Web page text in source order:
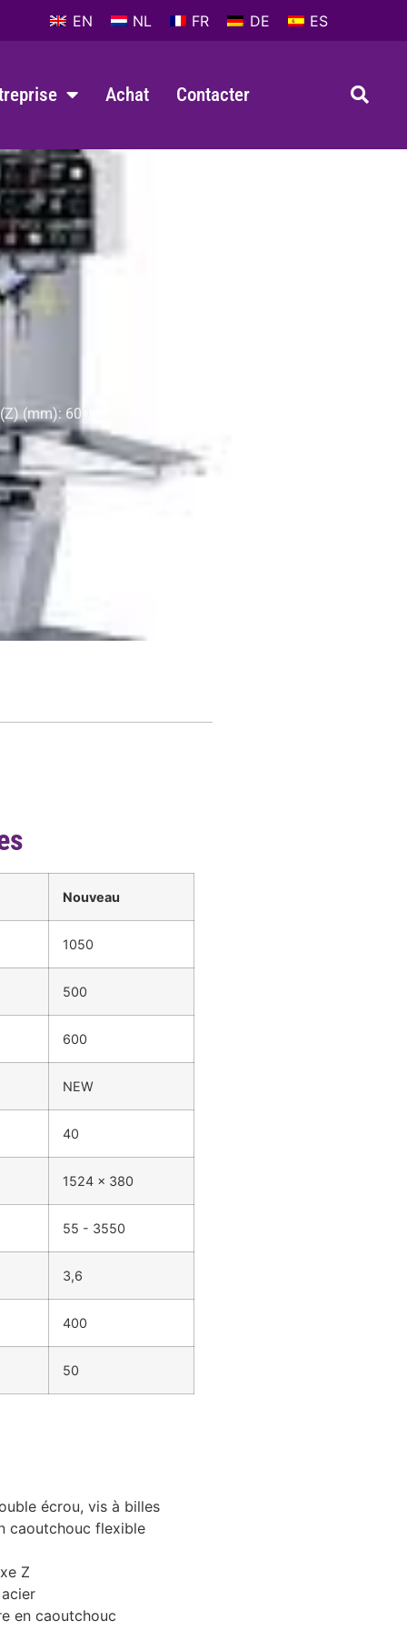
EN NL FR DE ES
Achat Contacter
(mm): 600
Nouveau
1050
500
600
NEW
40
1524 x 380
55 - 3550
3,6
400
50
écrou, vis à billes
caoutchouc flexible
Z
en caoutchouc